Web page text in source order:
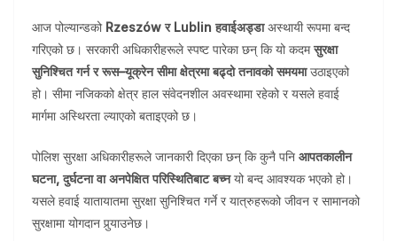
आज पोल्यान्डको Rzeszów र Lublin हवाईअड्डाअस्थायी रूपमा बन्द
गरिएको छ। सरकारी अधिकारीहरूले स्पष्ट पारेका छन् कि यो कदमसुरक्षा
सुनिश्चित गर्न र रूस–यूक्रेन सीमा क्षेत्रमा बढ्दो तनावको समयमाउठाइएको
हो। सीमा नजिकको क्षेत्र हाल संवेदनशील अवस्थामा रहेको र यसले हवाई
मार्गमा अस्थिरता ल्याएको बताइएको छ।
पोलिश सुरक्षा अधिकारीहरूले जानकारी दिएका छन् कि कुनै पनि आपतकालीन
घटना, दुर्घटना वा अनपेक्षित परिस्थितिबाट बच्नयो बन्द आवश्यक भएको हो।
यसले हवाई यातायातमा सुरक्षा सुनिश्चित गर्ने र यात्रुहरूको जीवन र सामानको
सुरक्षामा योगदान पुर्‍याउनेछ।